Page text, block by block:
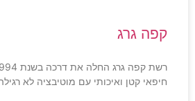
קפה גרג
חיפאי קטן ואיכותי עם מוטיבציה לא